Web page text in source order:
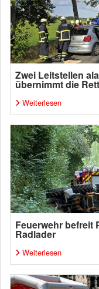
Zwei Leitstellen
übernimmt die
Weiterlesen
Feuerwehr befreit
Radlader
Weiterlesen